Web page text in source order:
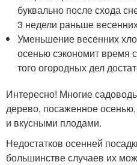
буквально после схода
3 недели раньше
Уменьшение весенних
осенью сэкономит время
того огородных дел
Интересно! Многие
дерево, посаженное
и вкусными плодами.
Недостатков осенней
большинстве случаев их